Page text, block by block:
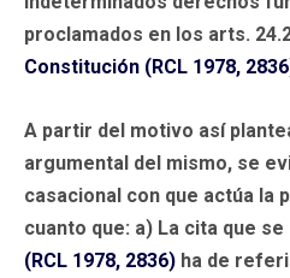
proclamados en los arts.
Constitución (RCL 1978,
A partir del motivo así
argumental del mismo, se
casacional con que actúa la
cuanto que: a) La cita que se
(RCL 1978, 2836) ha de